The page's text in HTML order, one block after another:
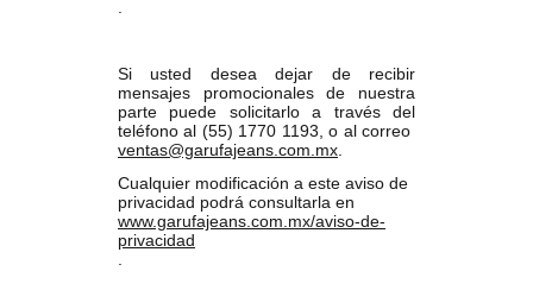
Si usted desea dejar de recibir
mensajes promocionales de nuestra
parte puede solicitarlo a través del
teléfono al (55) 1770 1193, o al correo
ventas@garufajeans.com.mx
Cualquier modificación a este aviso de
privacidad podrá consultarla en
www.garufajeans.com.mx/aviso-de-
privacidad